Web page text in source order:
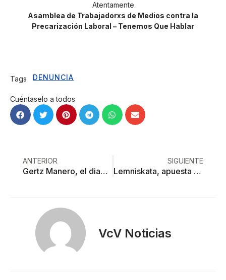
Atentamente
Asamblea de Trabajadorxs de Medios contra la
Precarización Laboral – Tenemos Que Hablar
Tags DENUNCIA
Cuéntaselo a todos
ANTERIOR
Gertz Manero, el diablo infiltrado del caso Ayotzinapa
SIGUIENTE
Lemniskata, apuesta por conectar con el infinito desde el cuerpo desnudo
VcV Noticias